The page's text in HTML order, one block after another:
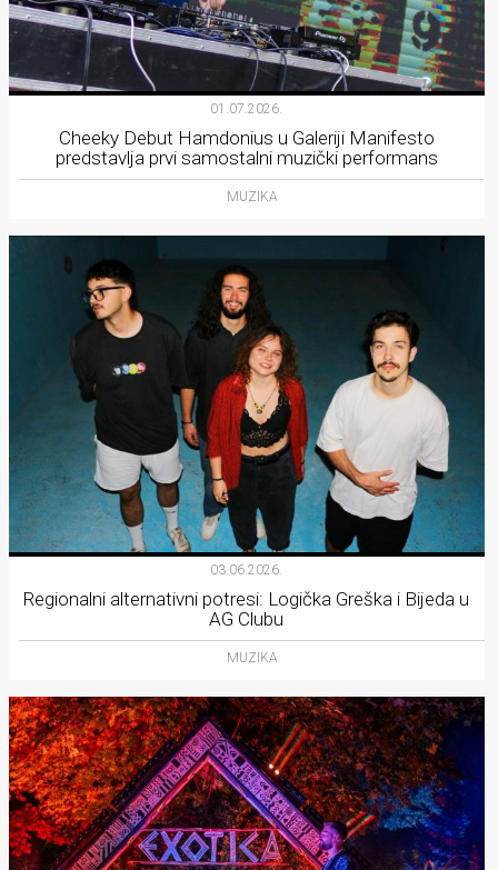
01.07.2026.
Cheeky Debut Hamdonius u Galeriji Manifesto
predstavlja prvi samostalni muzički performans
MUZIKA
03.06.2026.
Regionalni alternativni potresi: Logička Greška i Bijeda u
AG Clubu
MUZIKA